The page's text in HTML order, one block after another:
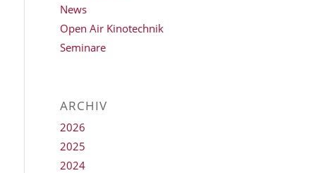
News
Open Air Kinotechnik
Seminare
ARCHIV
2026
2025
2024